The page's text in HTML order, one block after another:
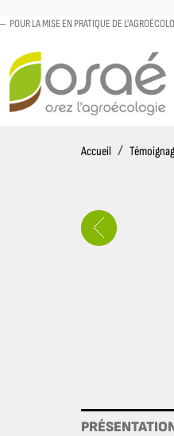
POUR LA MISE EN PRATIQUE DE
Accueil Accueil